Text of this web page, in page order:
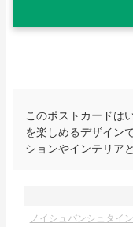
このポストカードは
を楽しめるデザイン
ションやインテリア
ノイシュバンシュタイ